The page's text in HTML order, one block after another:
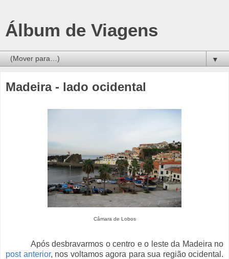
Álbum de Viagens
▼
Madeira - lado ocidental
Câmara de Lobos
Após desbravarmos o centro e o leste da Madeira no
post anterior, nos voltamos agora para sua região ocidental.